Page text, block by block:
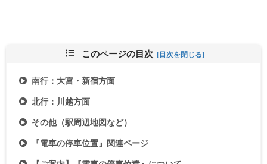
このページの目次
南行：大宮・新宿方面
北行：川越方面
その他（駅周辺地図など）
『電車の停車位置』関連ページ